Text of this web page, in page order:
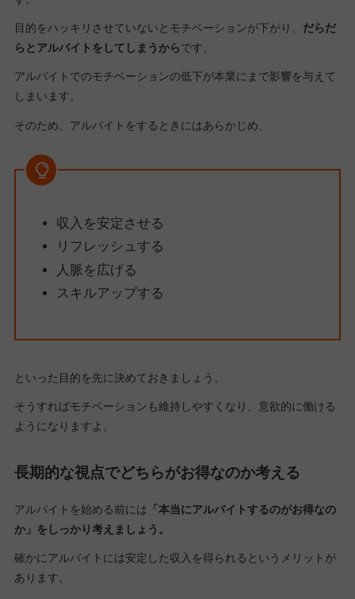
目的をハッキリさせていないとモチベーションが下がり、 だらだ
らとアルバイトをしてしまうからです。
アルバイトでのモチベーションの低下が本業にまで影響を与えて
しまいます。
そのため、アルバイトをするときにはあらかじめ、
収入を安定させる
リフレッシュする
人脈を広げる
スキルアップする
といった目的を先に決めておきましょう。
そうすればモチベーションも維持しやすくなり、意欲的に働ける
ようになりますよ。
長期的な視点でどちらがお得なのか考える
アルバイトを始める前には 「本当にアルバイトするのがお得なの
か」をしっかり考えましょう。
確かにアルバイトには安定した収入を得られるというメリットが
あります。